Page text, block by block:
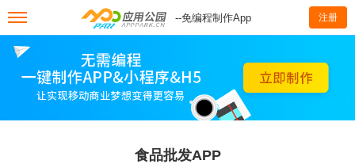
--免编程制作App 注册
食品批发APP